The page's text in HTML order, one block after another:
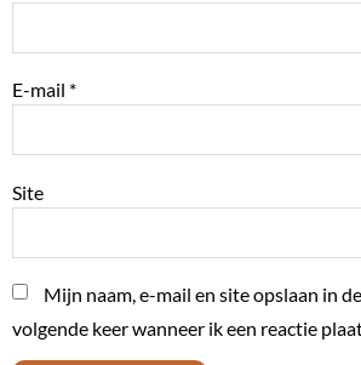
E-mail *
Site
Mijn naam, e-mail en site opslaan in
volgende keer wanneer ik een reactie